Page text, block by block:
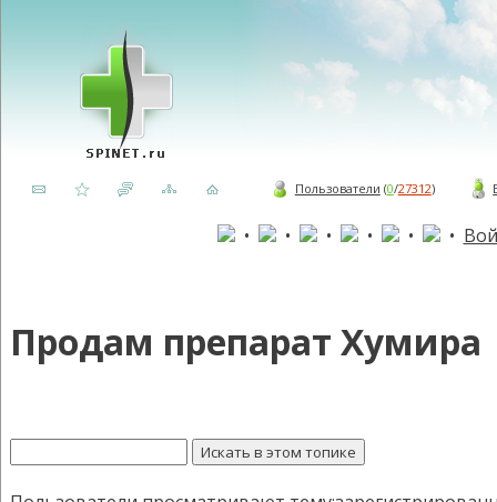
Пользователи (0/27312)
• • • • • •
Продам препарат Хумира